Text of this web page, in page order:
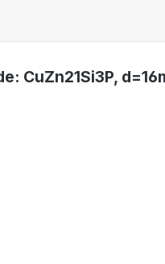
CuZn21Si3P,